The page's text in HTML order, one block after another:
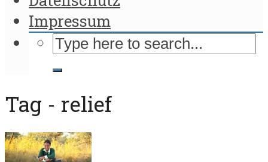
Impressum
Tag - relief